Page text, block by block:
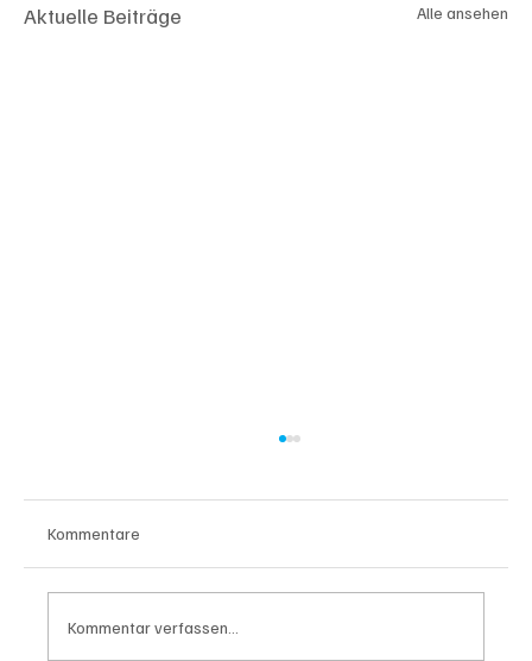
Aktuelle Beiträge Alle ansehen
Kommentare
Kommentar verfassen...